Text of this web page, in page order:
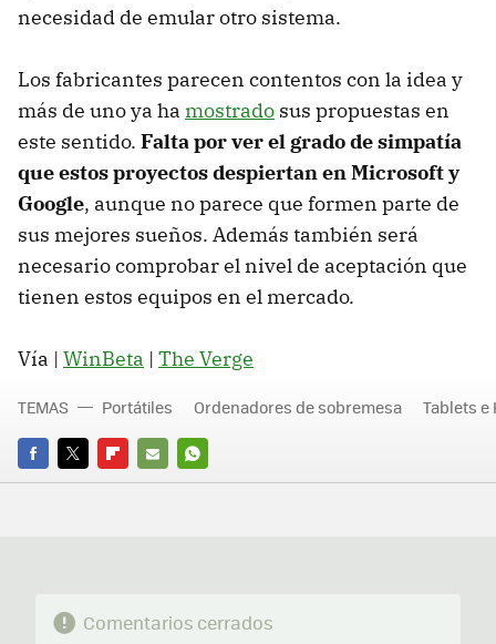
necesidad de emular otro sistema.
Los fabricantes parecen contentos con la idea y
más de uno ya ha mostrado sus propuestas en
este sentido. Falta por ver el grado de simpatía
que estos proyectos despiertan en Microsoft y
Google, aunque no parece que formen parte de
sus mejores sueños. Además también será
necesario comprobar el nivel de aceptación que
tienen estos equipos en el mercado.
Vía | WinBeta | The Verge
FACEBOOK
TWITTERFLIPBOARD
E-
WHATSAPP
TEMAS Portátiles Ordenadores de sobremesa Tablets e
Comentarios cerrados